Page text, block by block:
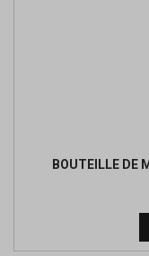
BOUTEILLE DE